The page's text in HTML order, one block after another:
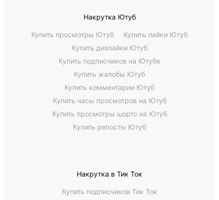
Накрутка Ютуб
Купить просмотры Ютуб
Купить лайки Ютуб
Купить дизлайки Ютуб
Купить подписчиков на Ютубе
Купить жалобы Ютуб
Купить комментарии Ютуб
Купить часы просмотров на Ютуб
Купить просмотры шортс на Ютуб
Купить репосты Ютуб
Накрутка в Тик Ток
Купить подписчиков Тик Ток